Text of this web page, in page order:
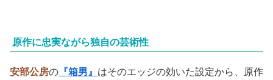
原作に忠実ながら独自の芸術性
安部公房の 『箱男』 はそのエッジの効いた設定から、原作